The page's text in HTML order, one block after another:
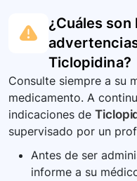
¿Cuáles
Ticlopidina?
Consulte siempre a su
medicamento. A
indicaciones de
supervisado por un
Antes de ser
informe a su